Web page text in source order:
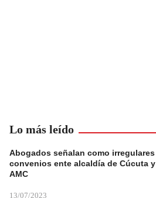
Lo más leído
Abogados señalan como irregulares
convenios ente alcaldía de Cúcuta y
AMC
13/07/2023